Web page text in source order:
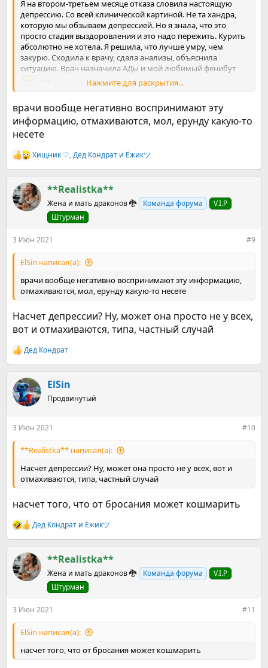
Я на втором-третьем месяце отказа словила настоящую
депрессию. Со всей клинической картиной. Не та хандра,
которую мы обзываем депрессией. Но я знала, что это
просто стадия выздоровления и это надо пережить. Курить
абсолютно не хотела. Я решила, что лучше умру, чем
закурю. Сходила к врачу, сдала анализы, объяснила
ситуацию. Врач назначила АДы и мой любимый фенибут
. АДы пошли в топку ( я себя почувствовала с ними
растением, а это не мое), а вот на фенибуте выползла за
неделю. И теперь у меня только +10 кг набранного веса, но
мне с ними комфортно. И я свободный человек теперь.
Держись, это все временно и надо пережить. Если плохо,
обращайся к врачу, поспрашивай, может есть у вас
Нажмите для раскрытия...
врачи вообще негативно воспринимают эту
информацию, отмахиваются, мол, ерунду какую-то
несете
Р
е
к
ц
и
Хищник ♡,Дед Кондрат и Ёжикツ︎
**Realistka**
Жена и мать драконов 🐉 Команда форума
V.I.P
Штурман
3 Июн 2021 #9
ElSin написал(а):
врачи вообще негативно воспринимают эту информацию,
отмахиваются, мол, ерунду какую-то несете
Насчет депрессии? Ну, может она просто не у всех,
вот и отмахиваются, типа, частный случай
Р
е
к
ц
и
Дед Кондрат
ElSin
Продвинутый
3 Июн 2021 #10
**Realistka** написал(а):
Насчет депрессии? Ну, может она просто не у всех, вот и
отмахиваются, типа, частный случай
насчет того, что от бросания может кошмарить
Р
е
к
ц
и
Дед Кондрат и Ёжикツ︎
**Realistka**
Жена и мать драконов 🐉 Команда форума
V.I.P
Штурман
3 Июн 2021 #11
ElSin написал(а):
насчет того, что от бросания может кошмарить